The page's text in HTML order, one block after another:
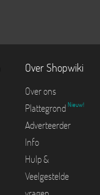
Over Shopwiki
Over ons
Plattegrond Nieuw!
Adverteerder
Info
Hulp &
Veelgestelde